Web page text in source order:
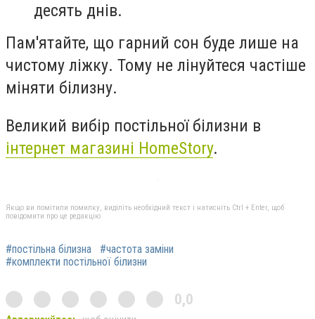
десять днів.
Пам'ятайте, що гарний сон буде лише на
чистому ліжку. Тому не лінуйтеся частіше
міняти білизну.
Великий вибір постільної білизни в
інтернет магазині HomeStory.
Якщо ви помітили помилку, виділіть необхідний текст і натисніть Ctrl + Enter, щоб
повідомити про це редакцію
#постільна білизна
#частота заміни
#комплекти постільної білизни
0,0